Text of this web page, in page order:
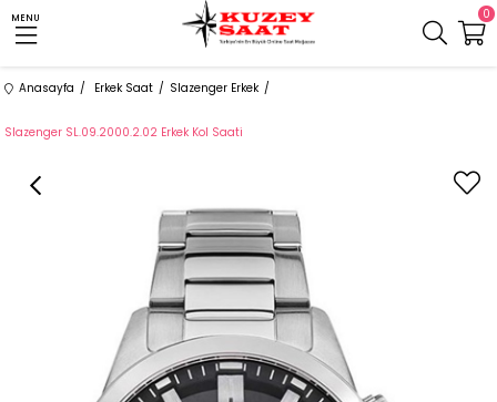
MENU 0
Anasayfa Erkek Saat Slazenger Erkek
Slazenger SL.09.2000.2.02 Erkek Kol Saati